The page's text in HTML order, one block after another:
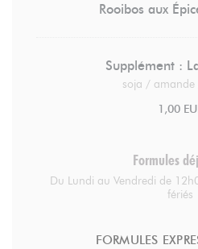
Rooibos aux
Supplément :
soja /
1,00
Formules
Du Lundi au Vendredi de
fériés
FORMULES